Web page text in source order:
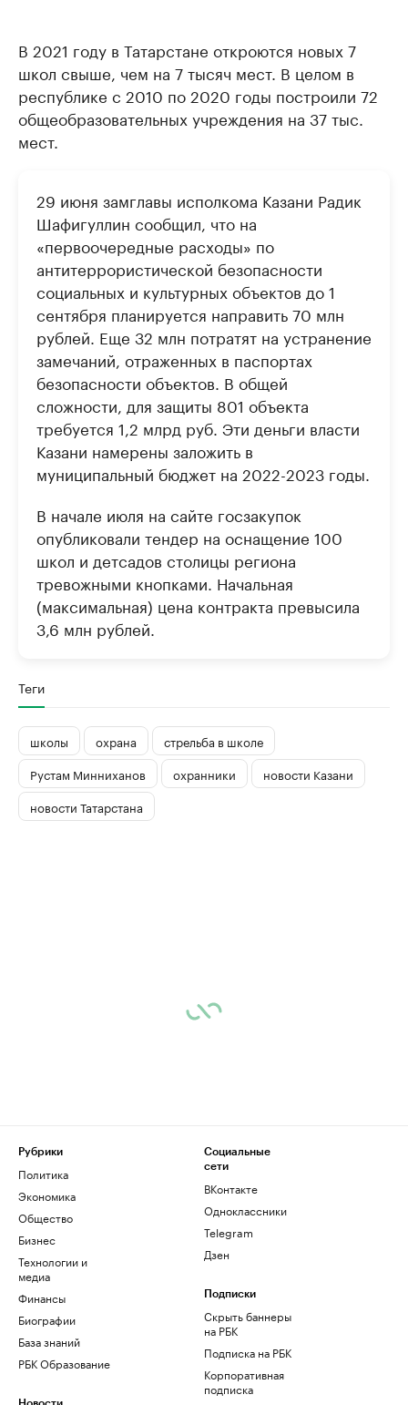
В 2021 году в Татарстане откроются новых 7
школ свыше, чем на 7 тысяч мест. В целом в
республике с 2010 по 2020 годы построили 72
общеобразовательных учреждения на 37 тыс.
мест.
29 июня замглавы исполкома Казани Радик
Шафигуллин сообщил, что на
«первоочередные расходы» по
антитеррористической безопасности
социальных и культурных объектов до 1
сентября планируется направить 70 млн
рублей. Еще 32 млн потратят на устранение
замечаний, отраженных в паспортах
безопасности объектов. В общей
сложности, для защиты 801 объекта
требуется 1,2 млрд руб. Эти деньги власти
Казани намерены заложить в
муниципальный бюджет на 2022-2023 годы.
В начале июля на сайте госзакупок
опубликовали тендер на оснащение 100
школ и детсадов столицы региона
тревожными кнопками. Начальная
(максимальная) цена контракта превысила
3,6 млн рублей.
Теги
школы охрана
стрельба в школе
Рустам Минниханов
охранники
новости Казани
новости Татарстана
Рубрики
Политика
Экономика
Общество
Бизнес
Технологии и
медиа
Финансы
Биографии
База знаний
РБК Образование
Социальные
сети
ВКонтакте
Одноклассники
Telegram
Дзен
Подписки
Скрыть баннеры
на РБК
Подписка на РБК
Корпоративная
подписка